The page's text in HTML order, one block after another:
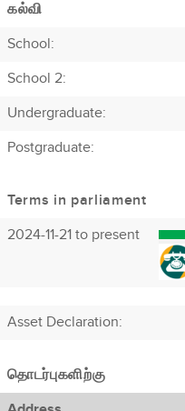
கல்வி
School:
School 2:
Undergraduate:
Postgraduate:
Terms in parliament
2024-11-21 to present
Asset Declaration:
தொடர்புகளிற்கு